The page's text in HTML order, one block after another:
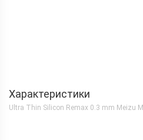
Характеристики
Ultra Thin Silicon Remax 0.3 mm Meizu